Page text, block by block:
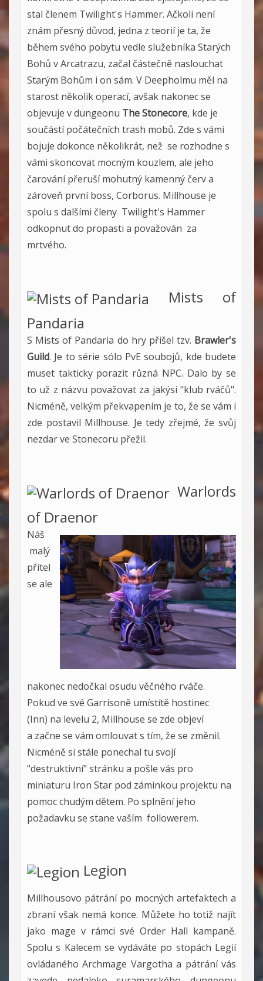
stal členem Twilight's Hammer. Ačkoli není
znám přesný důvod, jedna z teorií je ta, že
během svého pobytu vedle služebníka Starých
Bohů v Arcatrazu, začal částečně naslouchat
Starým Bohům i on sám. V Deepholmu měl na
starost několik operací, avšak nakonec se
objevuje v dungeonu The Stonecore, kde je
součástí počátečních trash mobů. Zde s vámi
bojuje dokonce několikrát, než se rozhodne s
vámi skoncovat mocným kouzlem, ale jeho
čarování přeruší mohutný kamenný červ a
zároveň první boss, Corborus. Millhouse je
spolu s dalšími členy Twilight's Hammer
odkopnut do propasti a považován za
mrtvého.
Mists of
Pandaria
S Mists of Pandaria do hry přišel tzv. Brawler's
Guild. Je to série sólo PvE soubojů, kde budete
muset takticky porazit různá NPC. Dalo by se
to už z názvu považovat za jakýsi "klub rváčů".
Nicméně, velkým překvapením je to, že se vám i
zde postavil Millhouse. Je tedy zřejmé, že svůj
nezdar ve Stonecoru přežil.
Warlords
of Draenor
Náš
malý
přítel
se ale
nakonec nedočkal osudu věčného rváče.
Pokud ve své Garrisoně umístítě hostinec
(Inn) na levelu 2, Millhouse se zde objeví
a začne se vám omlouvat s tím, že se změnil.
Nicméně si stále ponechal tu svojí
"destruktivní" stránku a pošle vás pro
miniaturu Iron Star pod záminkou projektu na
pomoc chudým dětem. Po splnění jeho
požadavku se stane vaším followerem.
Legion
Millhousovo pátrání po mocných artefaktech a
zbraní však nemá konce. Můžete ho totiž najít
jako mage v rámci své Order Hall kampaně.
Spolu s Kalecem se vydáváte po stopách Legií
ovládaného Archmage Vargotha a pátrání vás